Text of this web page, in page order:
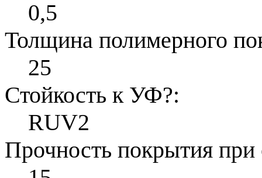
0,5
Толщина полимерного
25
Стойкость к УФ?:
RUV2
Прочность покрытия